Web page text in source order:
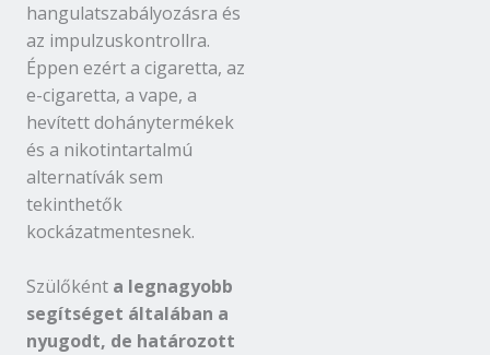
hangulatszabályozásra és
az impulzuskontrollra.
Éppen ezért a cigaretta, az
e-cigaretta, a vape, a
hevített dohánytermékek
és a nikotintartalmú
alternatívák sem
tekinthetők
kockázatmentesnek.
Szülőként a legnagyobb
segítséget általában a
nyugodt, de határozott